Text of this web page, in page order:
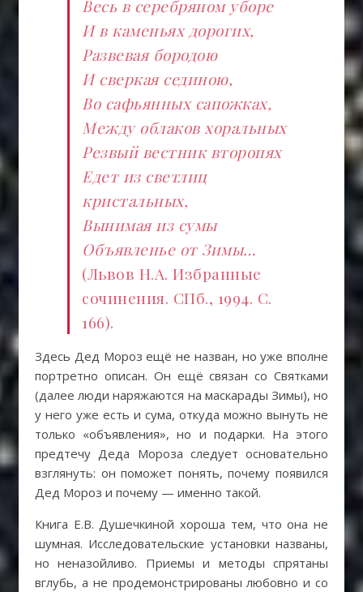
Весь в серебряном уборе
И в каменьях дорогих,
Развевая бородою
И сверкая сединою,
Во сафьянных сапожках,
Между облаков хоральных
Резвый вестник второпях
Едет из светлиц
кристальных,
Вынимая из сумы
Объявленье от Зимы…
(Львов Н.А. Избранные
сочинения. СПб., 1994. С.
166).
Здесь Дед Мороз ещё не назван, но уже вполне
портретно описан. Он ещё связан со Святками
(далее люди наряжаются на маскарады Зимы), но
у него уже есть и сума, откуда можно вынуть не
только «объявления», но и подарки. На этого
предтечу Деда Мороза следует основательно
взглянуть: он поможет понять, почему появился
Дед Мороз и почему — именно такой.
Книга Е.В. Душечкиной хороша тем, что она не
шумная. Исследовательские установки названы,
но неназойливо. Приемы и методы спрятаны
вглубь, а не продемонстрированы любовно и со